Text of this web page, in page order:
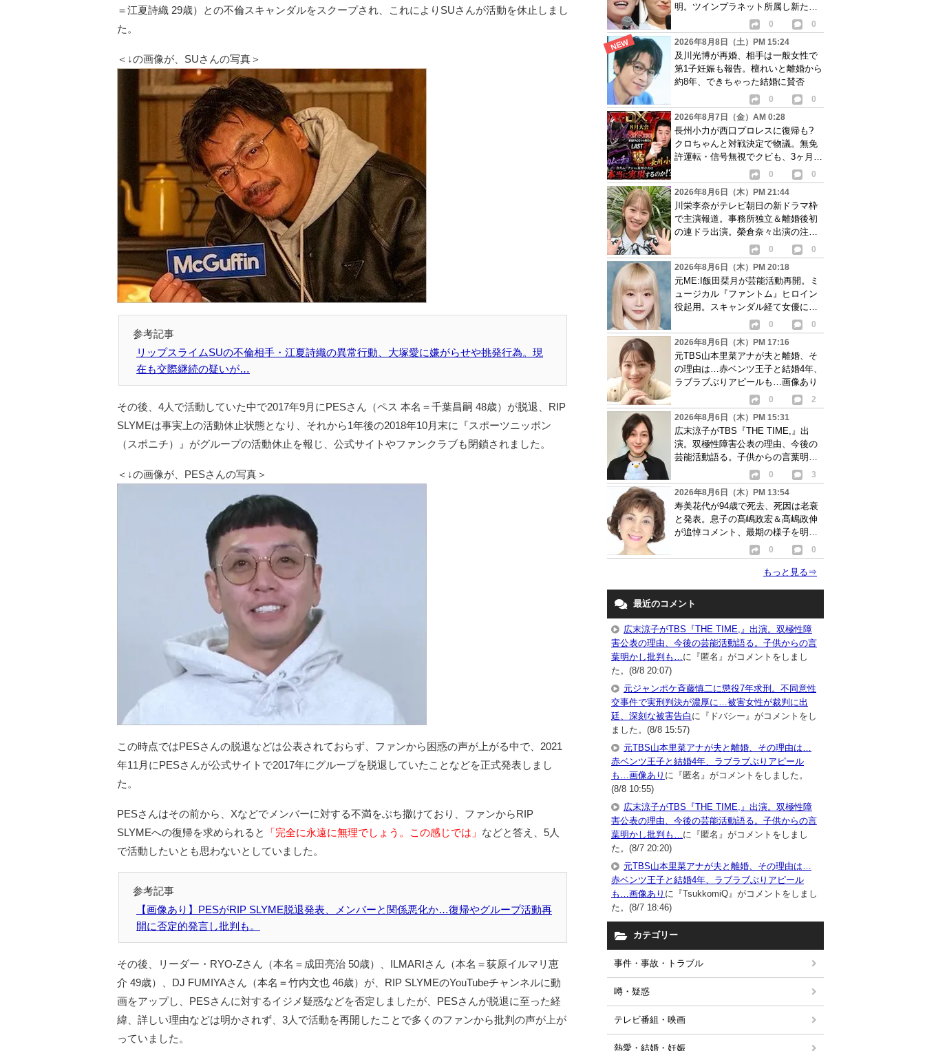
＝江夏詩織 29歳）との不倫スキャンダルをスクープされ、これによりSUさんが活動を休止しまし
た。
＜↓の画像が、SUさんの写真＞
リップスライムSUの不倫相手・江夏詩織の異常行動、大塚愛に嫌がらせや挑発行為。現
在も交際継続の疑いが…
その後、4人で活動していた中で2017年9月にPESさん（ペス 本名＝千葉昌嗣 48歳）が脱退、RIP
SLYMEは事実上の活動休止状態となり、それから1年後の2018年10月末に『スポーツニッポン
（スポニチ）』がグループの活動休止を報じ、公式サイトやファンクラブも閉鎖されました。
＜↓の画像が、PESさんの写真＞
この時点ではPESさんの脱退などは公表されておらず、ファンから困惑の声が上がる中で、2021
年11月にPESさんが公式サイトで2017年にグループを脱退していたことなどを正式発表しまし
た。
PESさんはその前から、Xなどでメンバーに対する不満をぶち撒けており、ファンからRIP
SLYMEへの復帰を求められると
「完全に永遠に無理でしょう。この感じでは」 などと答え、5人
で活動したいとも思わないとしていました。
【画像あり】PESがRIP SLYME脱退発表、メンバーと関係悪化か…復帰やグループ活動再
開に否定的発言し批判も。
その後、リーダー・RYO-Zさん（本名＝成田亮治 50歳）、ILMARIさん（本名＝荻原イルマリ恵
介 49歳）、DJ FUMIYAさん（本名＝竹内文也 46歳）が、RIP SLYMEのYouTubeチャンネルに動
画をアップし、PESさんに対するイジメ疑惑などを否定しましたが、PESさんが脱退に至った経
緯、詳しい理由などは明かされず、3人で活動を再開したことで多くのファンから批判の声が上が
っていました。
明。ツインプラネット所属し新たな
0
0
2026年8月8日（土）PM 15:24
及川光博が再婚、相手は一般女性で
第1子妊娠も報告。檀れいと離婚から
約8年、できちゃった結婚に賛否
0
0
2026年8月7日（金）AM 0:28
長州小力が西口プロレスに復帰も?
クロちゃんと対戦決定で物議。無免
許運転・信号無視でクビも、3ヶ月で
0
0
2026年8月6日（木）PM 21:44
川栄李奈がテレビ朝日の新ドラマ枠
で主演報道。事務所独立＆離婚後初
の連ドラ出演。榮倉奈々出演の注目
0
0
2026年8月6日（木）PM 20:18
元ME:I飯田栞月が芸能活動再開。ミ
ュージカル『ファントム』ヒロイン
役起用。スキャンダル経て女優に転
0
0
2026年8月6日（木）PM 17:16
元TBS山本里菜アナが夫と離婚、そ
の理由は…赤ベンツ王子と結婚4年、
ラブラブぶりアピールも…画像あり
0
2
2026年8月6日（木）PM 15:31
広末涼子がTBS『THE TIME,』出
演。双極性障害公表の理由、今後の
芸能活動語る。子供からの言葉明か
0
3
2026年8月6日（木）PM 13:54
寿美花代が94歳で死去、死因は老衰
と発表。息子の髙嶋政宏＆髙嶋政伸
が追悼コメント、最期の様子を明か
0 0
もっと見る⇒
最近のコメント
広末涼子がTBS『THE TIME,』出演。双極性障
害公表の理由、今後の芸能活動語る。子供からの言
葉明かし批判も… に『匿名』がコメントをしまし
た。(8/8 20:07)
元ジャンポケ斉藤慎二に懲役7年求刑。不同意性
交事件で実刑判決が濃厚に…被害女性が裁判に出
廷、深刻な被害告白 に『ドバシー』がコメントをし
ました。(8/8 15:57)
元TBS山本里菜アナが夫と離婚、その理由は…
赤ベンツ王子と結婚4年、ラブラブぶりアピール
も…画像あり に『匿名』がコメントをしました。
(8/8 10:55)
広末涼子がTBS『THE TIME,』出演。双極性障
害公表の理由、今後の芸能活動語る。子供からの言
葉明かし批判も… に『匿名』がコメントをしまし
た。(8/7 20:20)
元TBS山本里菜アナが夫と離婚、その理由は…
赤ベンツ王子と結婚4年、ラブラブぶりアピール
も…画像あり に『TsukkomiQ』がコメントをしまし
た。(8/7 18:46)
カテゴリー
事件・事故・トラブル
噂・疑惑
テレビ番組・映画
熱愛・結婚・妊娠